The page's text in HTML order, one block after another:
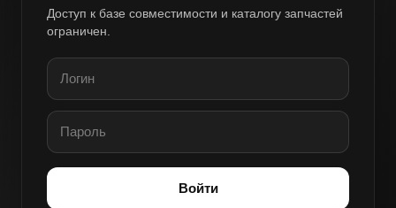
Доступ к базе совместимости и каталогу запчастей
ограничен.
Войти